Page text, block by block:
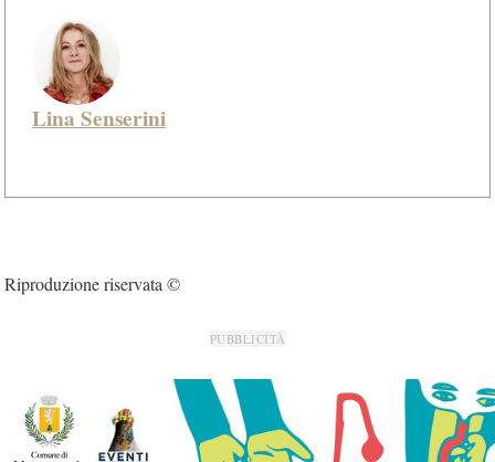
Lina Senserini
Riproduzione riservata ©
PUBBLICITÀ